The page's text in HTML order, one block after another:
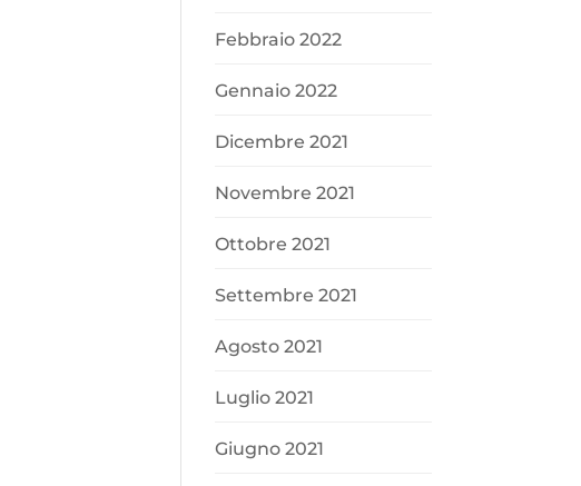
Febbraio 2022
Gennaio 2022
Dicembre 2021
Novembre 2021
Ottobre 2021
Settembre 2021
Agosto 2021
Luglio 2021
Giugno 2021